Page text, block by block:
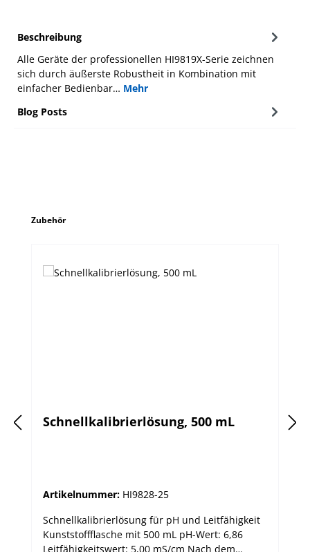
Beschreibung
Alle Geräte der professionellen HI9819X-Serie zeichnen
sich durch äußerste Robustheit in Kombination mit
einfacher Bedienbar… Mehr
Blog Posts
Produktgalerie überspringen
Zubehör
Schnellkalibrierlösung, 500 mL
Artikelnummer: HI9828-25
Schnellkalibrierlösung für pH und Leitfähigkeit
Kunststoffflasche mit 500 mL pH-Wert: 6,86
Leitfähigkeitswert: 5,00 mS/cm Nach dem